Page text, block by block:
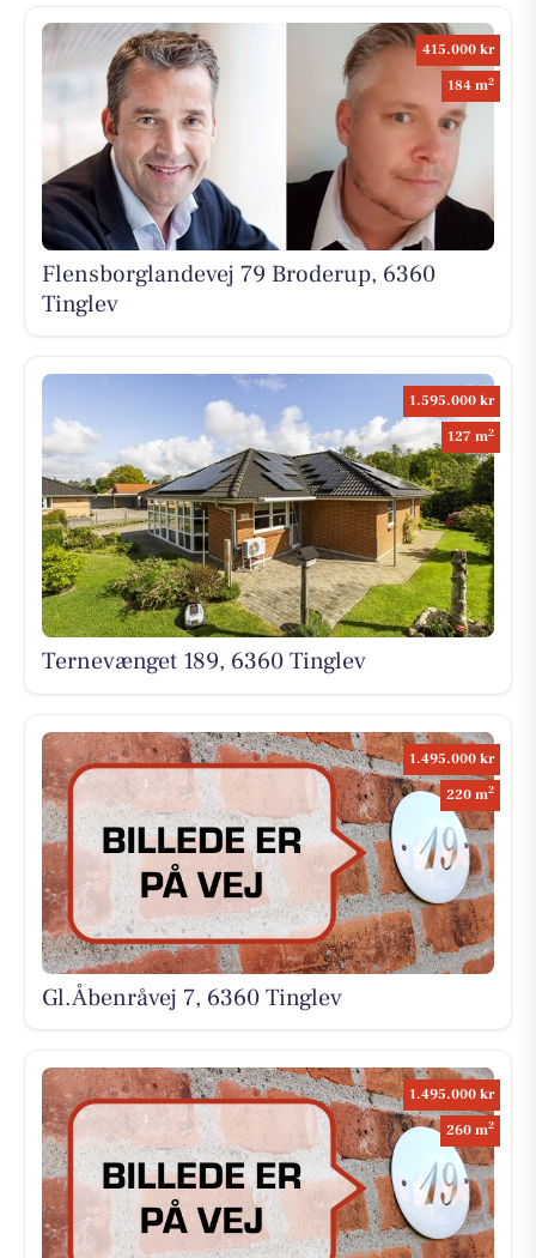
415.000 kr
184 m2
Flensborglandevej 79 Broderup, 6360
Tinglev
1.595.000 kr
127 m2
Ternevænget 189, 6360 Tinglev
1.495.000 kr
220 m2
Gl.Åbenråvej 7, 6360 Tinglev
1.495.000 kr
260 m2